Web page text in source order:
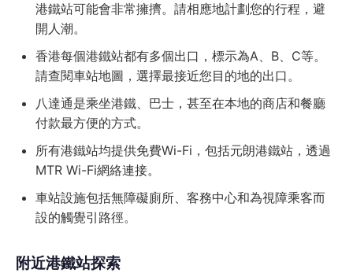
港鐵站可能會非常擁擠。請相應地計劃您的行程，避
開人潮。
香港每個港鐵站都有多個出口，標示為A、B、C等。
請查閱車站地圖，選擇最接近您目的地的出口。
八達通是乘坐港鐵、巴士，甚至在本地的商店和餐廳
付款最方便的方式。
所有港鐵站均提供免費Wi-Fi，包括元朗港鐵站，透過
MTR Wi-Fi網絡連接。
車站設施包括無障礙廁所、客務中心和為視障乘客而
設的觸覺引路徑。
附近港鐵站探索